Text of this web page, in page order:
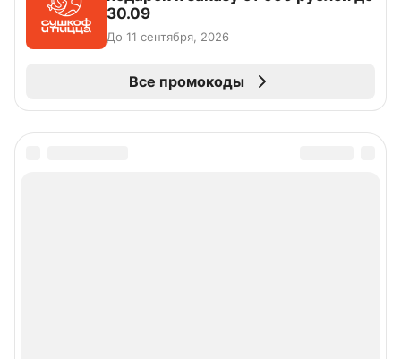
30.09
До 11 сентября, 2026
Все промокоды